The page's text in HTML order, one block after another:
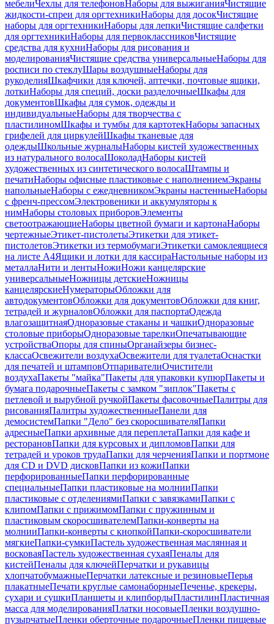
мебелиЧехлы для телефоновНаборы для выжиганияЧистящие
жидкости-спреи для оргтехникиНаборы для досокЧистящие
наборы для оргтехникиНаборы для лепкиЧистящие салфетки
для оргтехникиНаборы для первоклассниковЧистящие
средства для кухниНаборы для рисования и
моделированияЧистящие средства универсальныеНаборы для
росписи по стеклуШары воздушныеНаборы для
рукоделияШкафчики для ключей, аптечки, почтовые ящики,
лоткиНаборы для специй, доски разделочныеШкафы для
документовШкафы для сумок, одежды и
индивидуальныеНаборы для творчества с
пластилиномШкафы и тумбы для картотекНаборы запасных
грифелей для циркулейШкафы тканевые для
одеждыШкольные журналыНаборы кистей художественных
из натурального волосаШоколадНаборы кистей
художественных из синтетического волосаШтампы и
печатиНаборы офисные пластиковые с наполнениемЭкраны
напольныеНаборы с ежедневникомЭкраны настенныеНаборы
с френч-прессомЭлектровеники и аккумуляторы к
нимНаборы столовых приборовЭлементы
светоотражающиеНаборы цветной бумаги и картонаНаборы
чертежныеЭтикет-пистолетыЭтикетки для этикет-
пистолетовЭтикетки из термобумагиЭтикетки самоклеящиеся
на листе А4Ящики и лотки для кассираНастольные наборы из
металлаНити и лентыНожиНожи канцелярские
универсальныеНожницы детскиеНожницы
канцелярскиеНумераторыОбложки для
автодокументовОбложки для документовОбложки для книг,
тетрадей и журналовОбложки для паспортаОдежда
влагозащитнаяОдноразовые стаканы и чашкиОдноразовые
столовые приборыОдноразовые тарелкиОпечатывающие
устройстваОпоры для спиныОрганайзеры бизнес-
классаОсвежители воздухаОсвежители для туалетаОснастки
для печатей и штамповОтпаривателиОчистители
воздухаПакеты "майка"Пакеты для упаковки купюрПакеты и
бумага подарочныеПакеты с замком "зиплок"Пакеты с
петлевой и вырубной ручкойПакеты фасовочныеПалитры для
рисованияПалитры художественныеПанели для
демосистемПапки "Дело" без скоросшивателяПапки
адресныеПапки архивные для переплетаПапки для кафе и
ресторановПапки для курсовых и дипломовПапки для
тетрадей и уроков трудаПапки для черченияПапки и портмоне
для CD и DVD дисковПапки из кожиПапки
перфорированныеПапки перфорированные
специальныеПапки пластиковые на молнииПапки
пластиковые с отделениямиПапки с завязкамиПапки с
клипомПапки с прижимомПапки с пружинным и
пластиковым скоросшивателемПапки-конверты на
молнииПапки-конверты с кнопкойПапки-скоросшиватели
мягкиеПапки-сумкиПастель художественная маслянная и
восковаяПастель художественная сухаяПеналы для
кистейПеналы для ключейПерчатки и рукавицы
хлопчатобумажныеПерчатки латексные и резиновыеПерья
плакатныеПечати круглые самонаборныеПеченье, крекеры,
сухари и сушкиПланшеты и клипбордыПластилинПластичная
масса для моделированияПлатки носовыеПленки воздушно-
пузырчатыеПленки оберточные подарочныеПленки пищевые